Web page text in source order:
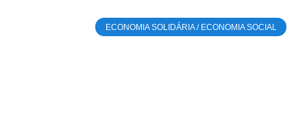
ECONOMIA SOLIDÁRIA / ECONOMIA SOCIAL